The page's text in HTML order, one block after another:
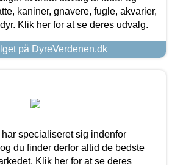
kaniner, gnavere, fugle, akvarier,
Klik her for at se deres udvalg.
på DyreVerdenen.dk
specialiseret sig indenfor
du finder derfor altid de bedste
Klik her for at se deres